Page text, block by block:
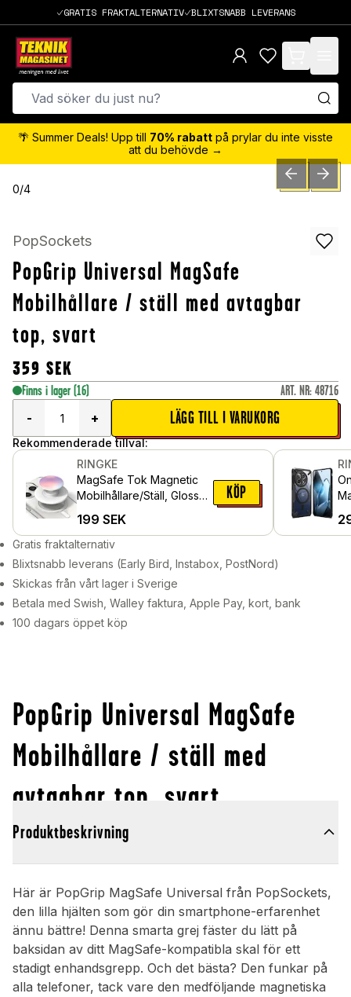
GRATIS FRAKTALTERNATIV BLIXTSNABB LEVERANS
items in cart,
🌴 Summer Deals! Upp till 70% rabatt på prylar du inte visste
att du behövde →
0/4 PREVIOUSNEXT
PopSockets
PopGrip Universal MagSafe
Mobilhållare / ställ med avtagbar
top, svart
359 SEK
Finns i lager (16) ART. NR: 48716
-
+ LÄGG TILL I VARUKORG
Rekommenderade tillval:
RINGKE
MagSafe Tok Magnetic
Mobilhållare/Ställ, Glossy
199 SEK
KÖP
Gratis fraktalternativ
Blixtsnabb leverans (Early Bird, Instabox, PostNord)
Skickas från vårt lager i Sverige
Betala med Swish, Walley faktura, Apple Pay, kort, bank
100 dagars öppet köp
PopGrip Universal MagSafe
Mobilhållare / ställ med
avtagbar top, svart
Produktbeskrivning
Här är PopGrip MagSafe Universal från PopSockets,
den lilla hjälten som gör din smartphone-erfarenhet
ännu bättre! Denna smarta grej fäster du lätt på
baksidan av ditt MagSafe-kompatibla skal för ett
stadigt enhandsgrepp. Och det bästa? Den funkar på
alla telefoner, tack vare den medföljande magnetiska